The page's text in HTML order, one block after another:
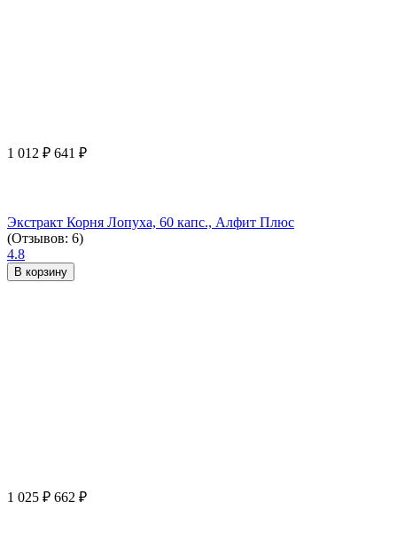
1 012 ₽ 641 ₽
Экстракт Корня Лопуха, 60 капс., Алфит Плюс
(Отзывов: 6)
4.8
В корзину
1 025 ₽ 662 ₽